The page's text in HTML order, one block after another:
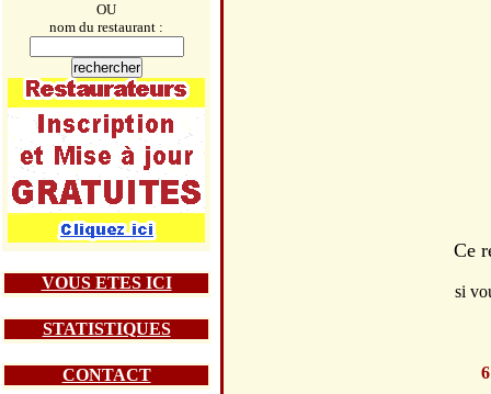
OU
nom du restaurant :
VOUS ETES ICI
STATISTIQUES
CONTACT
Ce
si